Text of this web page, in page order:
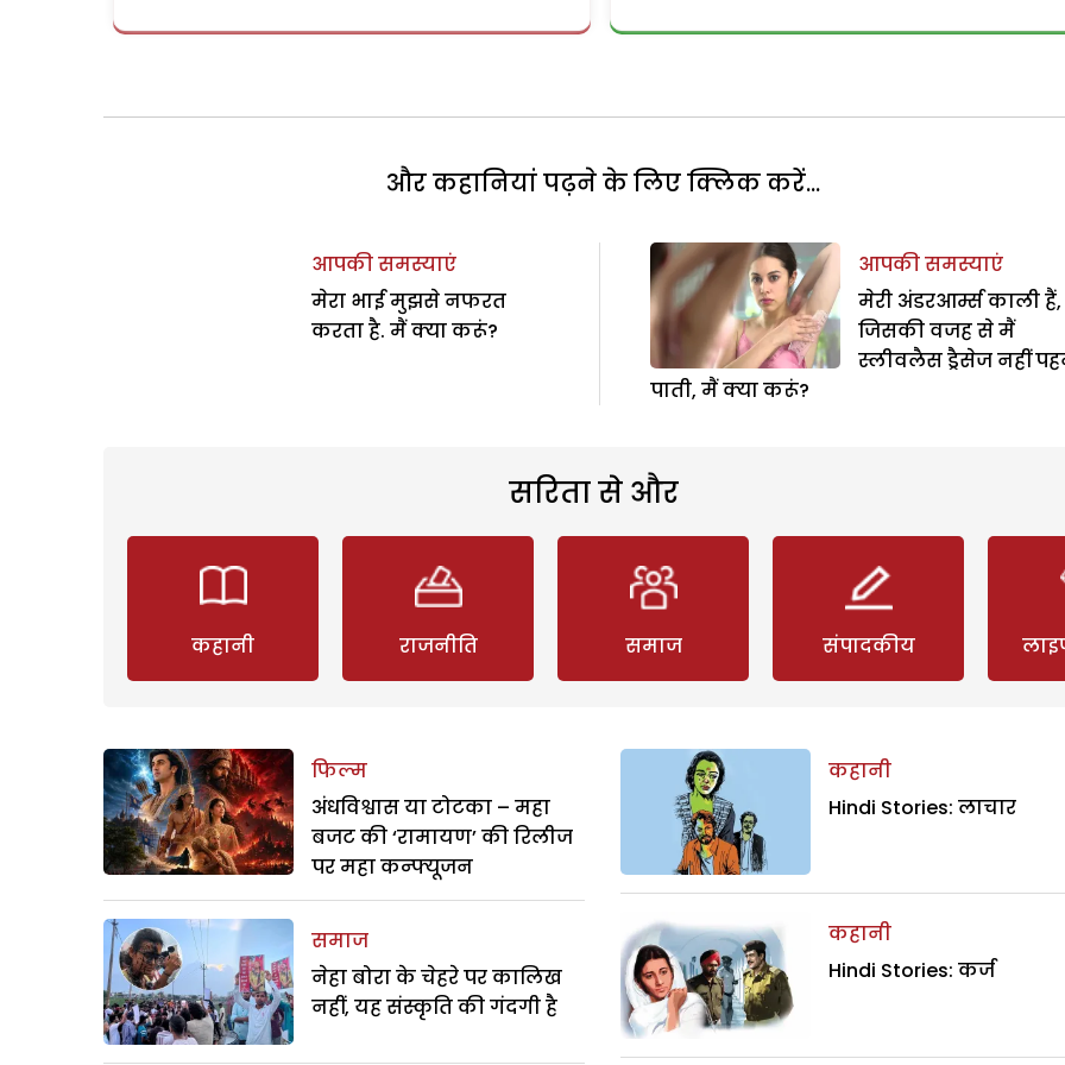
और कहानियां पढ़ने के लिए क्लिक करें...
आपकी समस्याएं
मेरा भाई मुझसे नफरत
करता है. मैं क्या करूं?
आपकी समस्याएं
मेरी अंडरआर्म्स काली हैं,
जिसकी वजह से मैं
स्लीवलैस ड्रैसेज नहीं
पाती, मैं क्या करूं?
सरिता से और
कहानी राजनीति समाज संपादकीय
फिल्म
अंधविश्वास या टोटका – महा
बजट की ‘रामायण’ की रिलीज
पर महा कन्फ्यूजन
समाज
नेहा बोरा के चेहरे पर कालिख
नहीं, यह संस्कृति की गंदगी है
कहानी
Hindi Stories: लाचार
कहानी
Hindi Stories: कर्ज